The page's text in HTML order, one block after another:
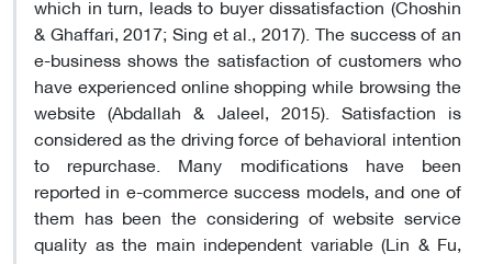
& Ghaffari, 2017; Sing et al., 2017). The success of an
e-business shows the satisfaction of customers who
have experienced online shopping while browsing the
website (Abdallah & Jaleel, 2015). Satisfaction is
considered as the driving force of behavioral intention
to repurchase. Many modifications have been
reported in e-commerce success models, and one of
them has been the considering of website service
quality as the main independent variable (Lin & Fu,